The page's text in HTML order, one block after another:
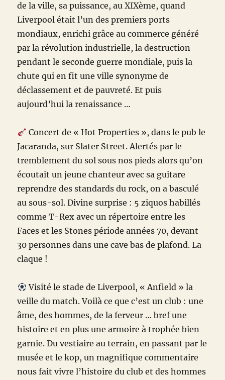
de la ville, sa puissance, au XIXème, quand
Liverpool était l’un des premiers ports
mondiaux, enrichi grâce au commerce généré
par la révolution industrielle, la destruction
pendant le seconde guerre mondiale, puis la
chute qui en fit une ville synonyme de
déclassement et de pauvreté. Et puis
aujourd’hui la renaissance …
Concert de « Hot Properties », dans le pub le
Jacaranda, sur Slater Street. Alertés par le
tremblement du sol sous nos pieds alors qu’on
écoutait un jeune chanteur avec sa guitare
reprendre des standards du rock, on a basculé
au sous-sol. Divine surprise : 5 ziquos habillés
comme T-Rex avec un répertoire entre les
Faces et les Stones période années 70, devant
30 personnes dans une cave bas de plafond. La
claque !
Visité le stade de Liverpool, « Anfield » la
veille du match. Voilà ce que c’est un club : une
âme, des hommes, de la ferveur … bref une
histoire et en plus une armoire à trophée bien
garnie. Du vestiaire au terrain, en passant par le
musée et le kop, un magnifique commentaire
nous fait vivre l’histoire du club et des hommes